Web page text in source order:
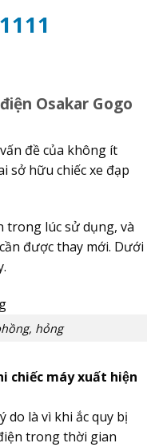
Osakar Gogo
đề của không ít
sở hữu chiếc xe đạp
trong lúc sử dụng, và
được thay mới. Dưới
hỏng
chiếc máy xuất hiện
do là vì khi ắc quy bị
trong thời gian